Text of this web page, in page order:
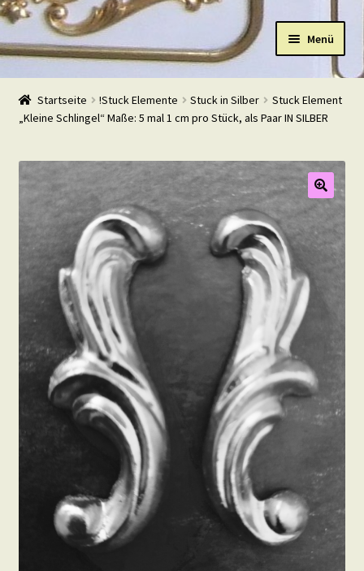
Navigation
Zum
Inhalt
Menü
Start
Shop
Warenkorb
Mein Konto
Kasse
Beispiele
Startseite !Stuck Elemente Stuck in Silber
Stuck Element
„Kleine Schlingel“ Maße: 5 mal 1 cm pro Stück, als Paar IN SILBER